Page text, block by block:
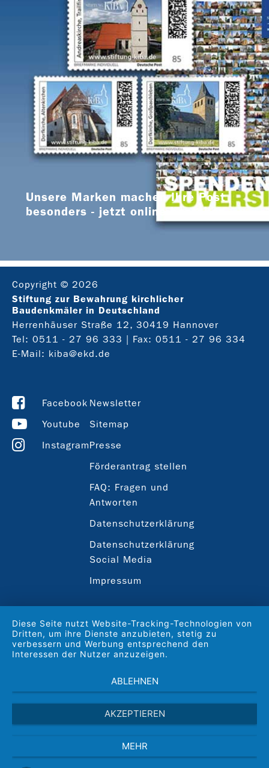
Unsere Marken machen Ihre Post
besonders - jetzt online bestellen
Copyright © 2026
Stiftung zur Bewahrung kirchlicher
Baudenkmäler in Deutschland
Herrenhäuser Straße 12, 30419 Hannover
Tel: 0511 - 27 96 333
| Fax: 0511 - 27 96 334
E-Mail: kiba@ekd.de
Facebook
Youtube
Instagram
Newsletter
Sitemap
Presse
Förderantrag stellen
FAQ: Fragen und
Antworten
Datenschutzerklärung
Datenschutzerklärung
Social Media
Impressum
Diese Seite nutzt Website-Tracking-Technologien von
Dritten, um ihre Dienste anzubieten, stetig zu
verbessern und Werbung entsprechend den
Interessen der Nutzer anzuzeigen.
ABLEHNEN
AKZEPTIEREN
MEHR